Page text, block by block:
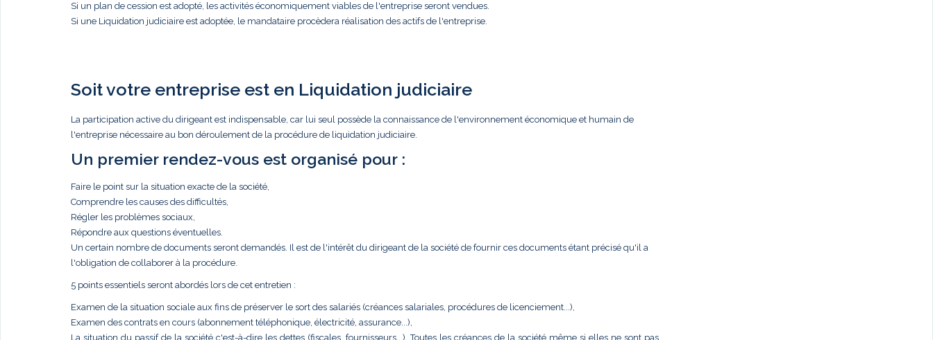
Si un plan de cession est adopté, les activités économiquement viables de l'entreprise seront vendues.
Si une Liquidation judiciaire est adoptée, le mandataire procèdera réalisation des actifs de l'entreprise.
Soit votre entreprise est en Liquidation judiciaire
La participation active du dirigeant est indispensable, car lui seul possède la connaissance de l'environnement économique et humain de
l'entreprise nécessaire au bon déroulement de la procédure de liquidation judiciaire.
Un premier rendez-vous est organisé pour :
Faire le point sur la situation exacte de la société,
Comprendre les causes des difficultés,
Régler les problèmes sociaux,
Répondre aux questions éventuelles.
Un certain nombre de documents seront demandés. Il est de l'intérêt du dirigeant de la société de fournir ces documents étant précisé qu'il a
l'obligation de collaborer à la procédure.
5 points essentiels seront abordés lors de cet entretien :
Examen de la situation sociale aux fins de préserver le sort des salariés (créances salariales, procédures de licenciement...),
Examen des contrats en cours (abonnement téléphonique, électricité, assurance...),
La situation du passif de la société c'est-à-dire les dettes (fiscales, fournisseurs...). Toutes les créances de la société même si elles ne sont pas